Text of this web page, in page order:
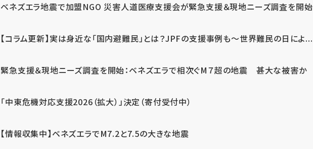
ベネズエラ地震で加盟NGO 災害人道医療支援会が緊急支援＆現地ニーズ調査を開始
【コラム更新】実は身近な「国内避難民」とは？JPFの支援事例も～世界難民の日によ...
緊急支援＆現地ニーズ調査を開始：ベネズエラで相次ぐM７超の地震 甚大な被害か
「中東危機対応支援2026（拡大）」決定（寄付受付中）
【情報収集中】ベネズエラでM7.2と7.5の大きな地震